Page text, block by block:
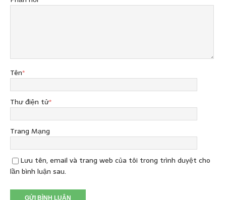
Tên*
Thư điện tử*
Trang Mạng
Lưu tên, email và trang web của tôi trong trình duyệt cho
lần bình luận sau.